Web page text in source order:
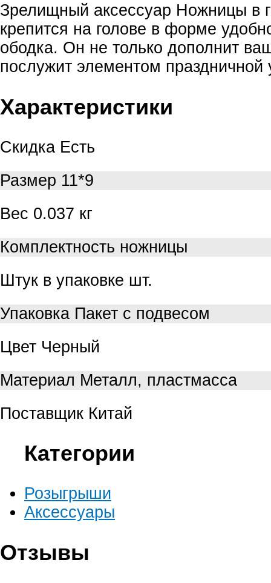
Зрелищный аксессуар Ножницы в
крепится на голове в форме
ободка. Он не только дополнит
послужит элементом праздничной
Характеристики
Скидка Есть
Размер 11*9
Вес 0.037 кг
Комплектность ножницы
Штук в упаковке шт.
Упаковка Пакет с подвесом
Цвет Черный
Материал Металл, пластмасса
Поставщик Китай
Категории
Розыгрыши
Аксессуары
Отзывы